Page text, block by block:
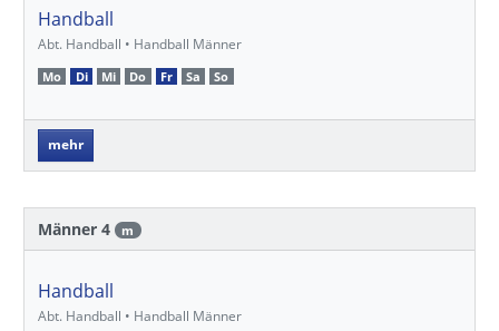
Handball
Abt. Handball • Handball Männer
Mo Di Mi Do Fr Sa So
mehr
Männer 4 m
Handball
Abt. Handball • Handball Männer